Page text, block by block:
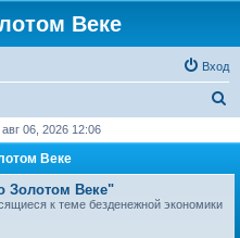
Веке
Вход
с
06, 2026 12:06
Веке
Золотом Веке"
к теме безденежной экономики